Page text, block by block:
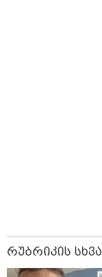
რუბრიკის